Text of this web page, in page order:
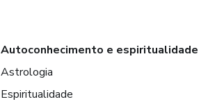
Autoconhecimento e espiritualidade
Astrologia
Espiritualidade